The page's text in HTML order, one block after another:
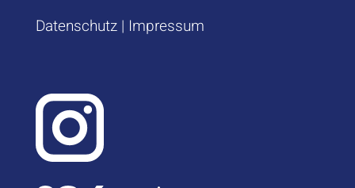
Datenschutz| Impressum